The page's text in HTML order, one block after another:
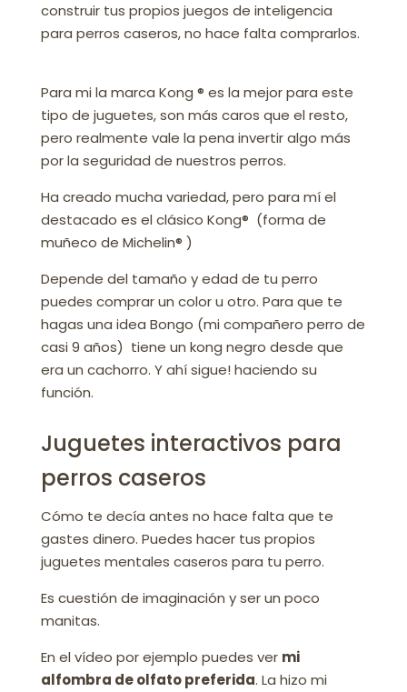
construir tus propios juegos de inteligencia
para perros caseros, no hace falta comprarlos.
Para mi la marca Kong ® es la mejor para este
tipo de juguetes, son más caros que el resto,
pero realmente vale la pena invertir algo más
por la seguridad de nuestros perros.
Ha creado mucha variedad, pero para mí el
destacado es el clásico Kong® (forma de
muñeco de Michelin® )
Depende del tamaño y edad de tu perro
puedes comprar un color u otro. Para que te
hagas una idea Bongo (mi compañero perro de
casi 9 años) tiene un kong negro desde que
era un cachorro. Y ahí sigue! haciendo su
función.
Juguetes interactivos para
perros caseros
Cómo te decía antes no hace falta que te
gastes dinero. Puedes hacer tus propios
juguetes mentales caseros para tu perro.
Es cuestión de imaginación y ser un poco
manitas.
En el vídeo por ejemplo puedes ver mi
alfombra de olfato preferida. La hizo mi